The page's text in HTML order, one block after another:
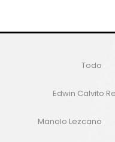
Todo
Edwin Calvito
Manolo Lezcano